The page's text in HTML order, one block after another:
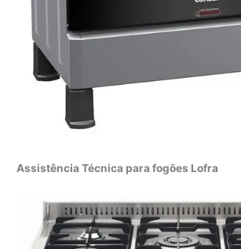
Assistência Técnica para fogões Lofra